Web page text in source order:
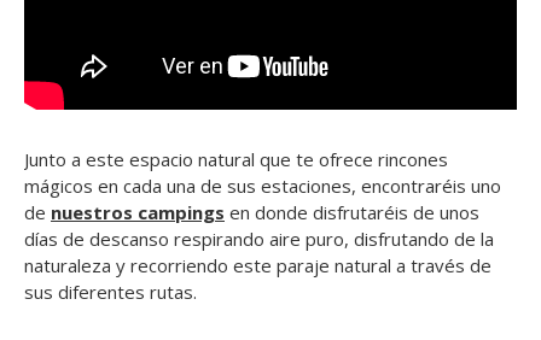
Junto a este espacio natural que te ofrece rincones
mágicos en cada una de sus estaciones, encontraréis uno
de nuestros campings en donde disfrutaréis de unos
días de descanso respirando aire puro, disfrutando de la
naturaleza y recorriendo este paraje natural a través de
sus diferentes rutas.